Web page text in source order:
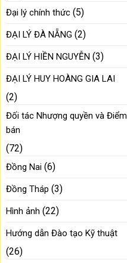
Đại lý chính thức (5)
ĐẠI LÝ ĐÀ NẴNG (2)
ĐẠI LÝ HIỀN NGUYỄN (3)
ĐẠI LÝ HUY HOÀNG GIA LAI
(2)
Đối tác Nhượng quyền và Điểm
bán
(72)
Đồng Nai (6)
Đồng Tháp (3)
Hình ảnh (22)
Hướng dẫn Đào tạo Kỹ thuật
(26)